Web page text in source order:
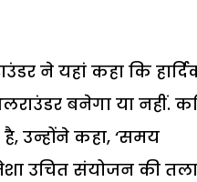
ने यहां कहा कि
बनेगा या नहीं.
उन्होंने कहा, ‘समय
उचित संयोजन की